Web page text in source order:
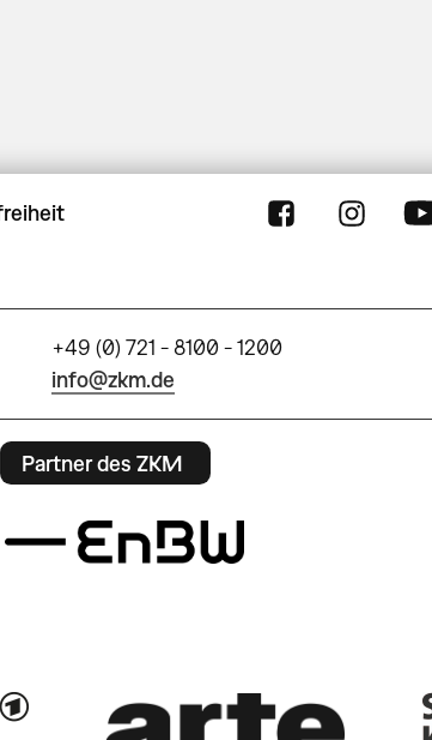
+49 (0) 721 - 8100 - 1200
info@zkm.de
Partner des ZKM